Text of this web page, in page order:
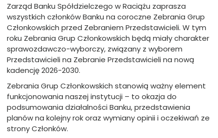
Zarząd Banku Spółdzielczego w Raciążu zaprasza
wszystkich członków Banku na coroczne Zebrania Grup
Członkowskich przed Zebraniem Przedstawicieli. W tym
roku Zebrania Grup Członkowskich będą miały charakter
sprawozdawczo-wyborczy, związany z wyborem
Przedstawicieli na Zebranie Przedstawicieli na nową
kadencję 2026-2030.
Zebrania Grup Członkowskich stanowią ważny element
funkcjonowania naszej instytucji – to okazja do
podsumowania działalności Banku, przedstawienia
planów na kolejny rok oraz wymiany opinii i oczekiwań ze
strony Członków.